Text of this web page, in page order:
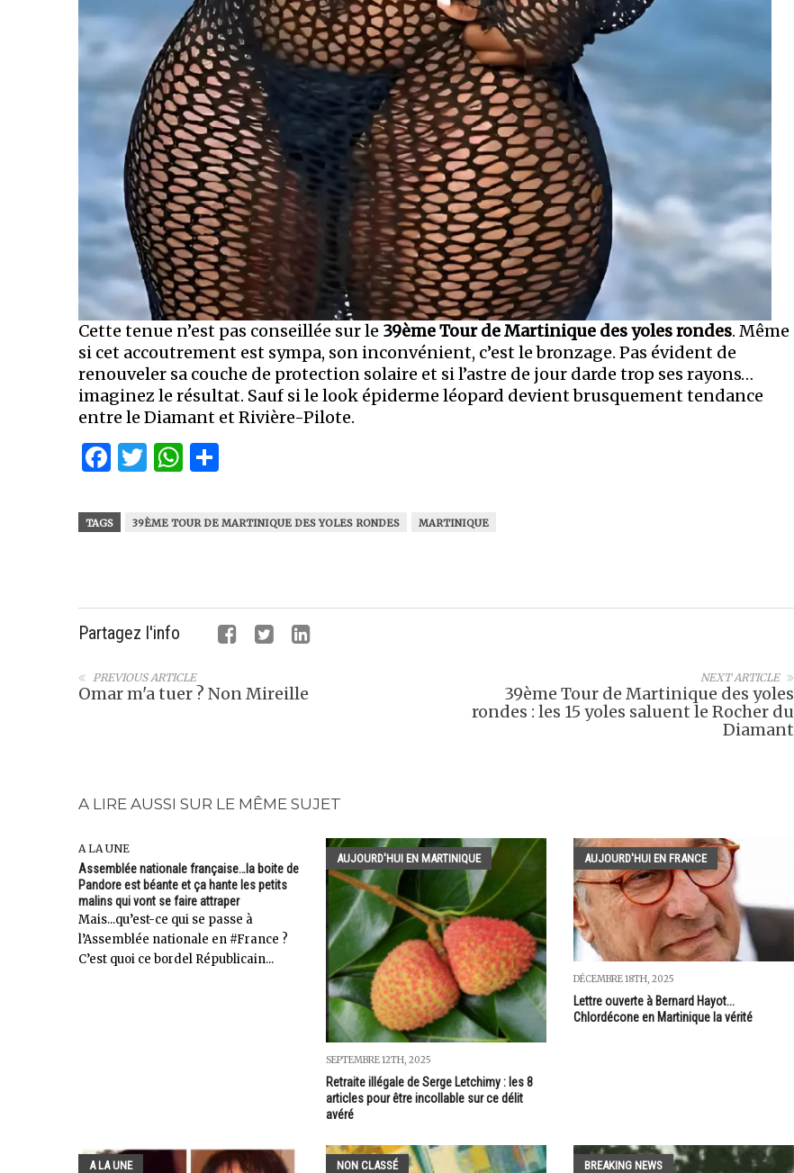
Cette tenue n’est pas conseillée sur le 39ème Tour de Martinique des yoles rondes. Même
si cet accoutrement est sympa, son inconvénient, c’est le bronzage. Pas évident de
renouveler sa couche de protection solaire et si l’astre de jour darde trop ses rayons…
imaginez le résultat. Sauf si le look épiderme léopard devient brusquement tendance
entre le Diamant et Rivière-Pilote.
Facebook
Twitter
WhatsApp
TAGS 39ÈME TOUR DE MARTINIQUE DES YOLES RONDES MARTINIQUE
Partagez l'info
NEXT ARTICLE
39ème Tour de Martinique des yoles
rondes : les 15 yoles saluent le Rocher du
Diamant
PREVIOUS ARTICLE
Omar m'a tuer ? Non Mireille
A LIRE AUSSI SUR LE MÊME SUJET
A LA UNE
Assemblée nationale française…la boite de
Pandore est béante et ça hante les petits
malins qui vont se faire attraper
Mais...qu’est-ce qui se passe à
l’Assemblée nationale en #France ?
C’est quoi ce bordel Républicain...
AUJOURD'HUI EN MARTINIQUE
SEPTEMBRE 12TH, 2025
Retraite illégale de Serge Letchimy : les 8
articles pour être incollable sur ce délit
avéré
AUJOURD'HUI EN FRANCE
DÉCEMBRE 18TH, 2025
Lettre ouverte à Bernard Hayot...
Chlordécone en Martinique la vérité
A LA UNE NON CLASSÉ BREAKING NEWS